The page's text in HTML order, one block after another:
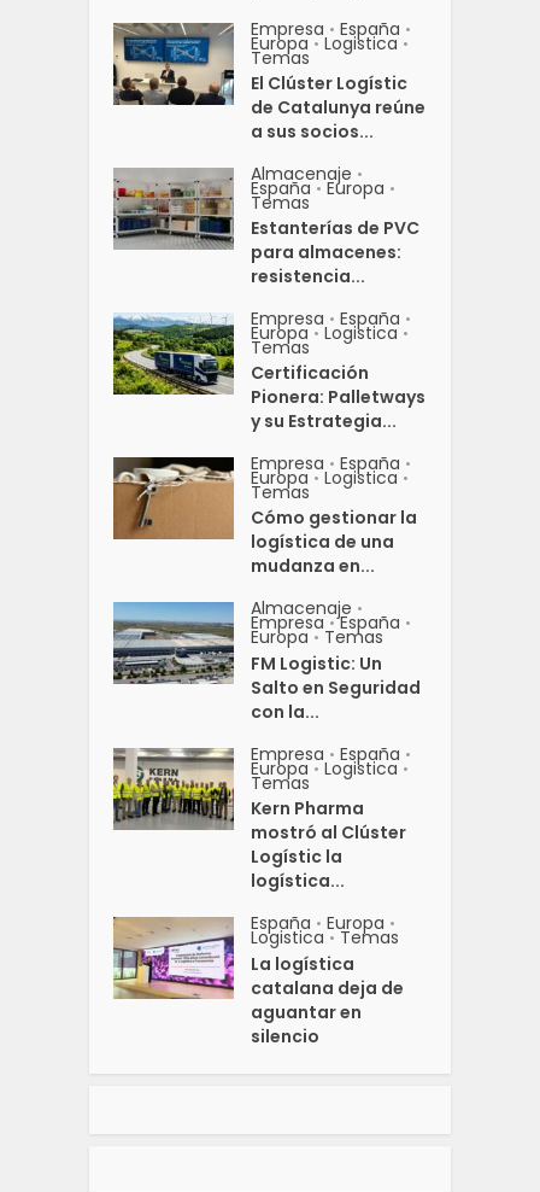
Empresa • España •
Europa • Logistica •
Temas
El Clúster Logístic
de Catalunya reúne
a sus socios...
Almacenaje •
España • Europa •
Temas
Estanterías de PVC
para almacenes:
resistencia...
Empresa • España •
Europa • Logistica •
Temas
Certificación
Pionera: Palletways
y su Estrategia...
Empresa • España •
Europa • Logistica •
Temas
Cómo gestionar la
logística de una
mudanza en...
Almacenaje •
Empresa • España •
Europa • Temas
FM Logistic: Un
Salto en Seguridad
con la...
Empresa • España •
Europa • Logistica •
Temas
Kern Pharma
mostró al Clúster
Logístic la
logística...
España • Europa •
Logistica • Temas
La logística
catalana deja de
aguantar en
silencio